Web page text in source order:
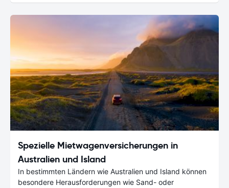
Spezielle Mietwagenversicherungen in
Australien und Island
In bestimmten Ländern wie Australien und Island können
besondere Herausforderungen wie Sand- oder